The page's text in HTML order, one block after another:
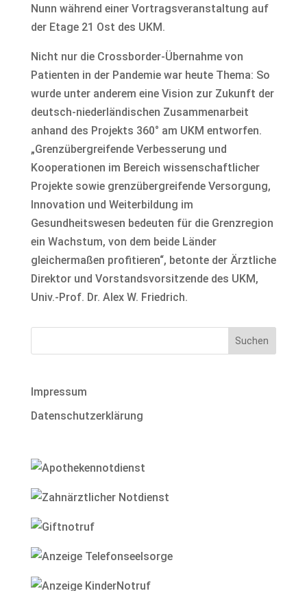
Nunn während einer Vortragsveranstaltung auf
der Etage 21 Ost des UKM.
Nicht nur die Crossborder-Übernahme von
Patienten in der Pandemie war heute Thema: So
wurde unter anderem eine Vision zur Zukunft der
deutsch-niederländischen Zusammenarbeit
anhand des Projekts 360° am UKM entworfen.
„Grenzübergreifende Verbesserung und
Kooperationen im Bereich wissenschaftlicher
Projekte sowie grenzübergreifende Versorgung,
Innovation und Weiterbildung im
Gesundheitswesen bedeuten für die Grenzregion
ein Wachstum, von dem beide Länder
gleichermaßen profitieren“, betonte der Ärztliche
Direktor und Vorstandsvorsitzende des UKM,
Univ.-Prof. Dr. Alex W. Friedrich.
Impressum
Datenschutzerklärung